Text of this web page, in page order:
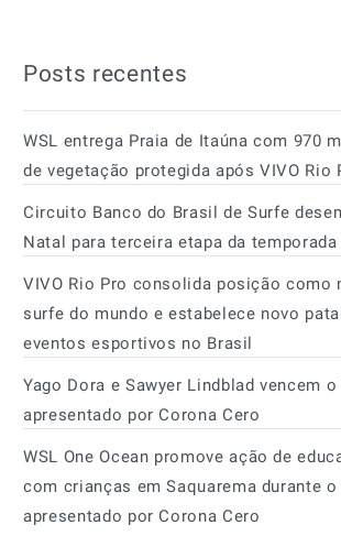
Posts recentes
WSL entrega Praia de Itaúna com 970
de vegetação protegida após VIVO Rio
Circuito Banco do Brasil de Surfe
Natal para terceira etapa da temporada
VIVO Rio Pro consolida posição como
surfe do mundo e estabelece novo
eventos esportivos no Brasil
Yago Dora e Sawyer Lindblad vencem o
apresentado por Corona Cero
WSL One Ocean promove ação de
com crianças em Saquarema durante o
apresentado por Corona Cero